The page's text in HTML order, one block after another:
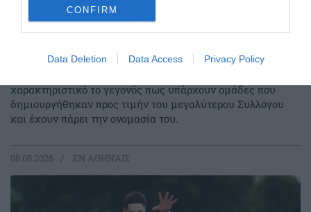
CONFIRM
Data Deletion Data Access Privacy Policy
ΠΑΝΑΘΗΝΑΪΚΟΣ ΑΚΑ∆ΗΜΙΑ
Το μέγεθος του Παναθηναϊκού είναι τεράστιο και έχει
χαρακτηριστικό το γεγονός πως υπάρχουν ομάδες που
δημιουργήθηκαν προς τιμήν του μεγαλύτερου Συλλόγου
και έχουν πάρει την ονομασία του.
08.08.2026 EΝ ΑΘΗΝΑΙΣ